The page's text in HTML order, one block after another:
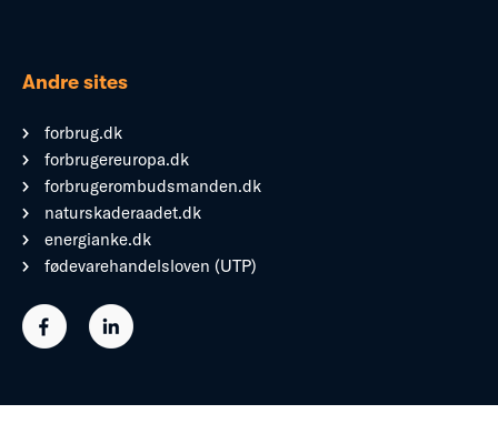
Andre sites
forbrug.dk
forbrugereuropa.dk
forbrugerombudsmanden.dk
naturskaderaadet.dk
energianke.dk
fødevarehandelsloven (UTP)